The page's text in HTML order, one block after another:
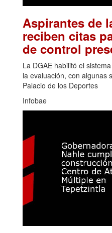
Aspirantes de
reciben citas
de control
La DGAE habilitó el
la evaluación, con algunas
Palacio de los Deportes
Infobae